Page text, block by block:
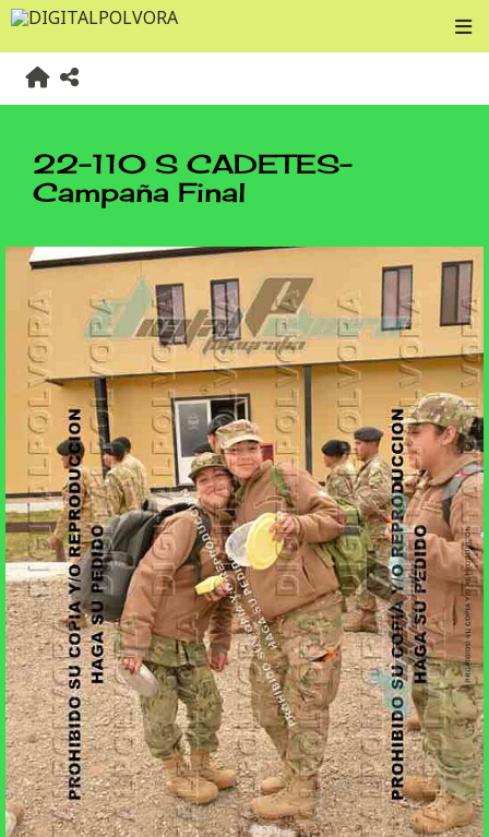
22-110 S CADETES-
Campaña Final